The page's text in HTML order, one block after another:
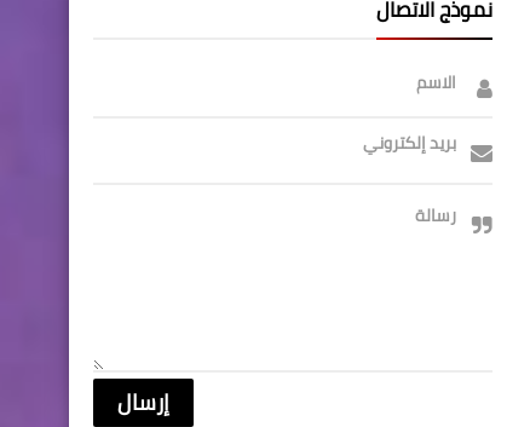
نموذج الاتصال
الاسم
بريد إلكتروني
رسالة